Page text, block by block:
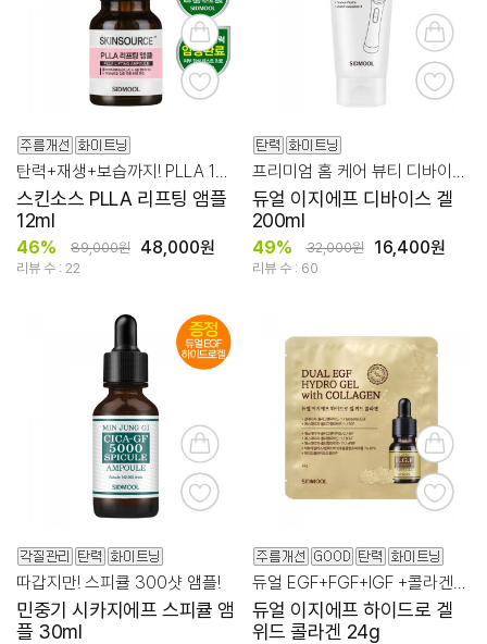
스킨소스 PLLA 리프팅 앰플
12ml
46% 89,000원 48,000원
리뷰 수 : 22
듀얼 이지에프 디바이스 겔
200ml
49% 32,000원 16,400원
리뷰 수 : 60
따갑지만! 스피큘 300샷 앰플!
민중기 시카지에프 스피큘 앰
플 30ml
듀얼 이지에프 하이드로 겔
위드 콜라겐 24g